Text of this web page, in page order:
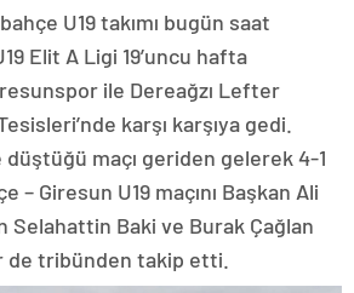
U19 takımı bugün saat
Elit A Ligi 19’uncu hafta
ile Dereağzı Lefter
karşı karşıya gedi.
maçı geriden gelerek 4-1
– Giresun U19 maçını Başkan Ali
Selahattin Baki ve Burak Çağlan
de tribünden takip etti.